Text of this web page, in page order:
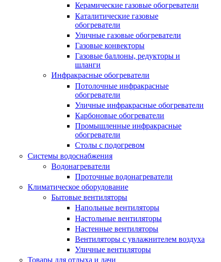
Керамические газовые обогреватели
Каталитические газовые
обогреватели
Уличные газовые обогреватели
Газовые конвекторы
Газовые баллоны, редукторы и
шланги
Инфракрасные обогреватели
Потолочные инфракрасные
обогреватели
Уличные инфракрасные обогреватели
Карбоновые обогреватели
Промышленные инфракрасные
обогреватели
Столы с подогревом
Системы водоснабжения
Водонагреватели
Проточные водонагреватели
Климатическое оборудование
Бытовые вентиляторы
Напольные вентиляторы
Настольные вентиляторы
Настенные вентиляторы
Вентиляторы с увлажнителем воздуха
Уличные вентиляторы
Товары для отдыха и дачи